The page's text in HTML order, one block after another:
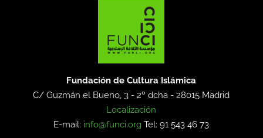
Fundación de Cultura Islámica
C/ Guzmán el Bueno, 3 - 2º dcha -28015 Madrid
Localización
E-mail: info@funci.org Tel: 91 543 46 73